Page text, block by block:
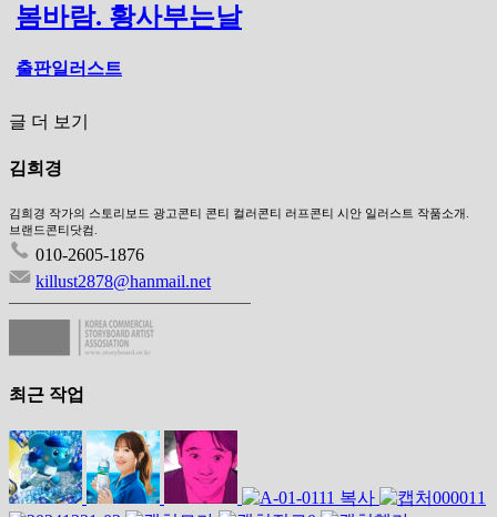
봄바람. 황사부는날
출판일러스트
글 더 보기
김희경
김희경 작가의 스토리보드 광고콘티 콘티 컬러콘티 러프콘티 시안 일러스트 작품소개.
브랜드콘티닷컴.
010-2605-1876
killust2878@hanmail.net
최근 작업